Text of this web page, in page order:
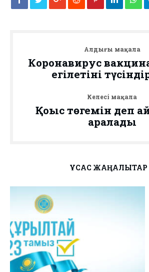
Алдыңғы мақала
Коронавирус
егілетіні
Келесі мақала
Қоқыс төгемін деп
арқалады
ҰҚСАС ЖАҢАЛЫҚТАР